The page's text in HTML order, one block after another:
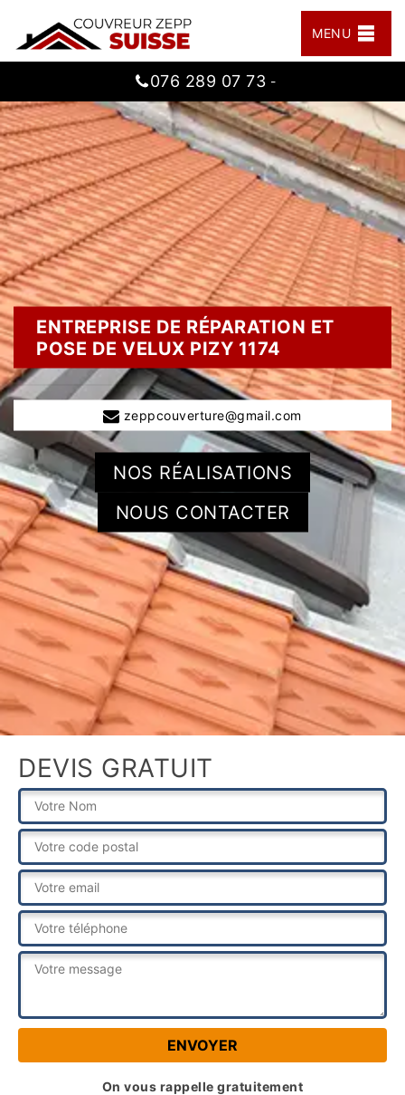
MENU
076 289 07 73 -
ENTREPRISE DE RÉPARATION ET
POSE DE VELUX PIZY 1174
zeppcouverture@gmail.com
NOS RÉALISATIONS
NOUS CONTACTER
DEVIS GRATUIT
On vous rappelle gratuitement